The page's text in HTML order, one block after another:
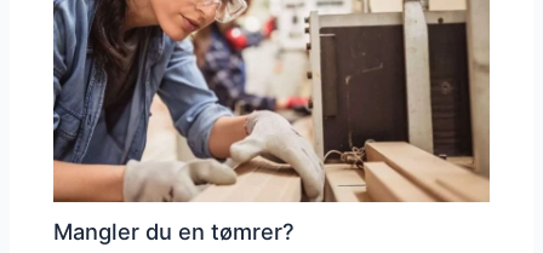
Mangler du en tømrer?